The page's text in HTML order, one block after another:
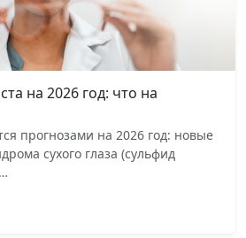
на 2026 год: что на
прогнозами на 2026 год: новые
сухого глаза (сульфид